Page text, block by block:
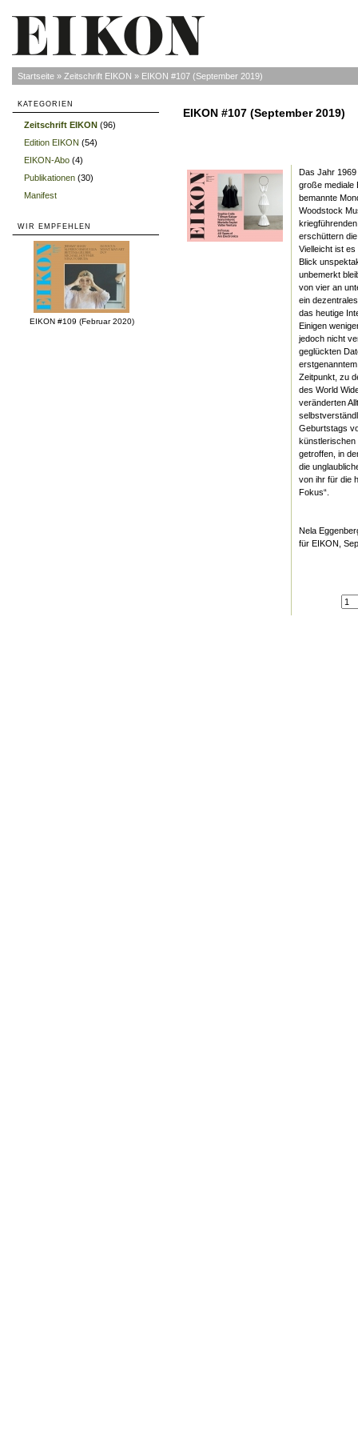
Startseite » Zeitschrift EIKON » EIKON #107 (September 2019)
KATEGORIEN
Zeitschrift EIKON (96)
Edition EIKON (54)
EIKON-Abo (4)
Publikationen (30)
Manifest
WIR EMPFEHLEN
EIKON #109 (Februar 2020)
EIKON #107 (September 2019)
Das Jahr
große mediale
bemannte
Woodstock
erschüttern
Vielleicht ist
Blick
unbemerkt
von vier an
ein
das heutige
Einigen
jedoch nicht
geglückten
Zeitpunkt, zu
des World
veränderten
Geburtstags
künstlerischen
getroffen, in
die
von ihr für die
Fokus“.
Nela
für EIKON,